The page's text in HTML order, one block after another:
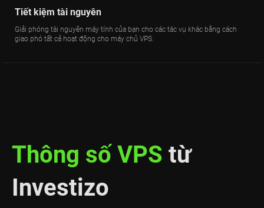
Tiết kiệm tài nguyên
Giải phóng tài nguyên máy tính của bạn cho các tác vụ khác bằng cách
giao phó tất cả hoạt động cho máy chủ VPS.
Thông số VPS từ
Investizo